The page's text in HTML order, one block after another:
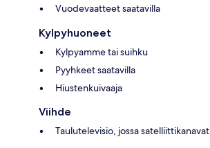
Vuodevaatteet saatavilla
Kylpyhuoneet
Kylpyamme tai suihku
Pyyhkeet saatavilla
Hiustenkuivaaja
Viihde
Taulutelevisio, jossa satelliittikanavat